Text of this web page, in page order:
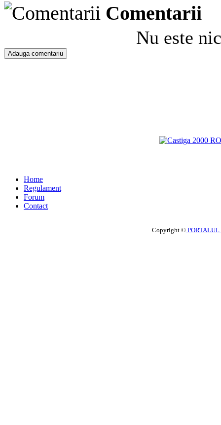
Comentarii
Nu este
Home
Regulament
Forum
Contact
Copyright ©PORTALUL